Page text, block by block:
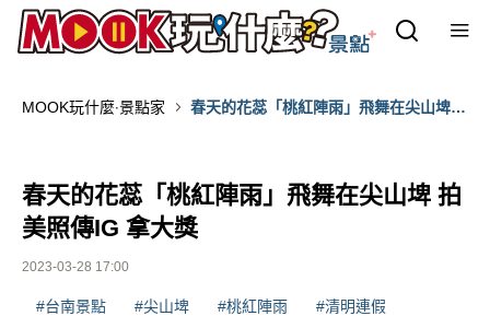
MOOK玩什麼‧景點家
春天的花蕊「桃紅陣雨」飛舞在尖山埤
春天的花蕊「桃紅陣雨」飛舞在尖山埤 拍
美照傳IG 拿大獎
2023-03-28 17:00
#台南景點 #尖山埤 #桃紅陣雨 #清明連假